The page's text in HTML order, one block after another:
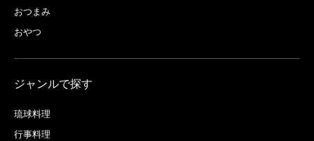
おつまみ
おやつ
ジャンルで探す
琉球料理
行事料理